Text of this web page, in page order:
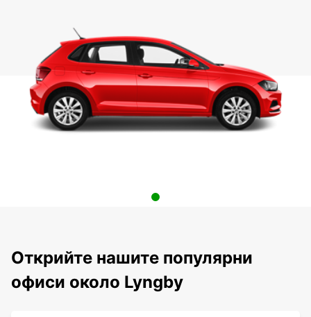
Открийте нашите популярни
офиси около Lyngby